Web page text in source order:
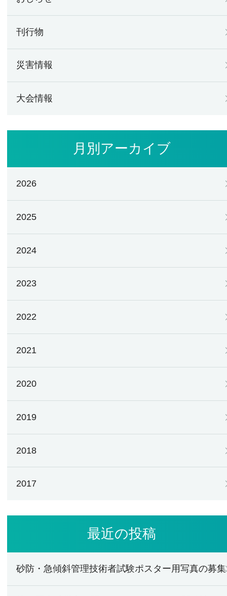
刊行物
災害情報
大会情報
月別アーカイブ
2026
2025
2024
2023
2022
2021
2020
2019
2018
2017
最近の投稿
砂防・急傾斜管理技術者試験ポスター用写真の募集